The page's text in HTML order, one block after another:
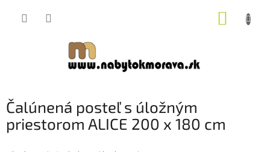
Čalúnená posteľ s úložným
priestorom ALICE 200 x 180 cm